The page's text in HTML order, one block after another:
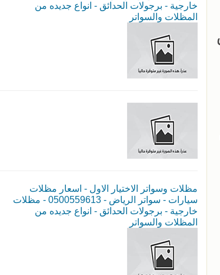
خارجية - برجولات الحدائق - انواع جديده من
المظلات والسواتر
مظلات وسواتر الاختيار الاول - اسعار مظلات
سيارات - سواتر الرياض - 0500559613 - مظلات
خارجية - برجولات الحدائق - انواع جديده من
المظلات والسواتر